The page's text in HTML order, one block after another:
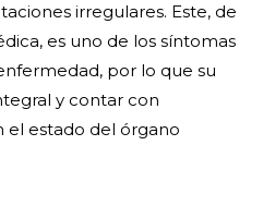
irregulares. Este, de
es uno de los síntomas
por lo que su
y contar con
el estado del órgano